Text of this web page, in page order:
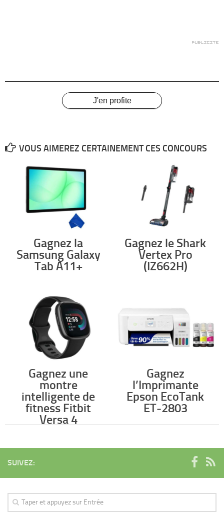
J'en profite
VOUS AIMEREZ CERTAINEMENT CES CONCOURS
Gagnez la
Samsung Galaxy
Tab A11+
Gagnez le Shark
Vertex Pro
(IZ662H)
Gagnez une
montre
intelligente de
fitness Fitbit
Versa 4
Gagnez
l’Imprimante
Epson EcoTank
ET-2803
SUIVEZ: